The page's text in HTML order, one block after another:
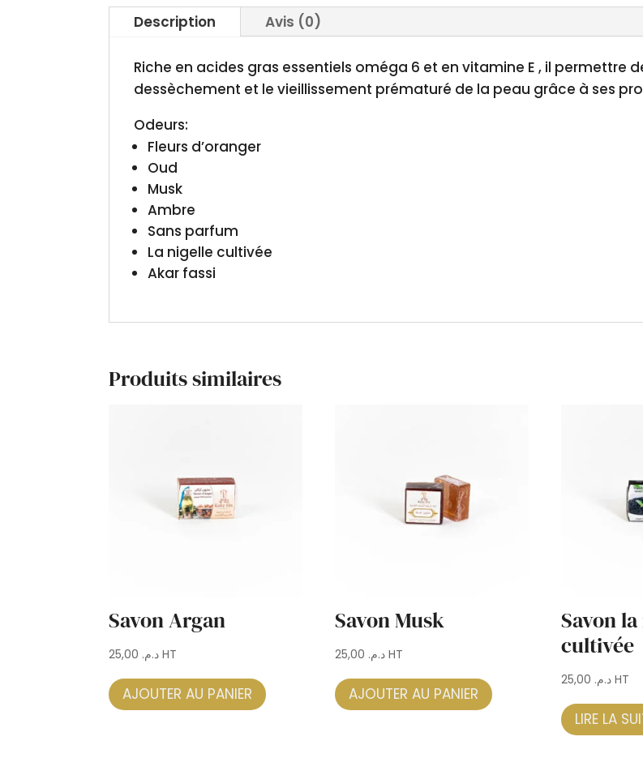
Description Avis (0)
Riche en acides gras essentiels oméga 6 et en vitamine E , il permettre
dessèchement et le vieillissement prématuré de la peau grâce à ses
Odeurs:
Fleurs d’oranger
Oud
Musk
Ambre
Sans parfum
La nigelle cultivée
Akar fassi
Produits similaires
Savon Argan
د.م. HT
AJOUTER AU PANIER
Savon Musk
د.م. HT
AJOUTER AU PANIER
Savon
cultivée
د.م. HT
LIRE LA